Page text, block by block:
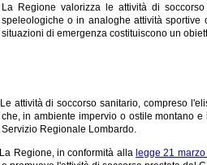
La Regione valorizza le attività di
speleologiche o in analoghe attività
situazioni di emergenza costituiscono un
Le attività di soccorso sanitario, compreso
che, in ambiente impervio o ostile montano
Servizio Regionale Lombardo.
La Regione, in conformità alla legge 21